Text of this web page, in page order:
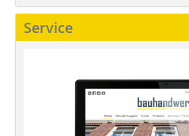
Service